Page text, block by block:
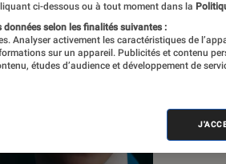
ci-dessous ou à tout moment dans la
selon les finalités suivantes :
Analyser activement les caractéristiques de
sur un appareil. Publicités et contenu
études d’audience et développement de